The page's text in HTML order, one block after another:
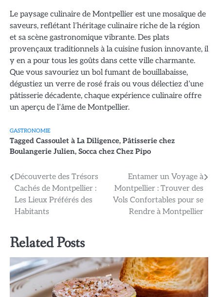
Le paysage culinaire de Montpellier est une mosaïque de
saveurs, reflétant l’héritage culinaire riche de la région
et sa scène gastronomique vibrante. Des plats
provençaux traditionnels à la cuisine fusion innovante, il
y en a pour tous les goûts dans cette ville charmante.
Que vous savouriez un bol fumant de bouillabaisse,
dégustiez un verre de rosé frais ou vous délectiez d’une
pâtisserie décadente, chaque expérience culinaire offre
un aperçu de l’âme de Montpellier.
GASTRONOMIE
Tagged Cassoulet à La Diligence, Pâtisserie chez
Boulangerie Julien, Socca chez Chez Pipo
Navigation
de
l’article
Découverte des Trésors
Cachés de Montpellier :
Les Lieux Préférés des
Habitants
Entamer un Voyage à
Montpellier : Trouver des
Vols Confortables pour se
Rendre à Montpellier
Related Posts